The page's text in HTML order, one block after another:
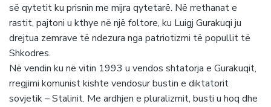
së qytetit ku prisnin me mijra qytetarë. Në rrethanat e
rastit, pajtoni u kthye në një foltore, ku Luigj Gurakuqi ju
drejtua zemrave të ndezura nga patriotizmi të popullit të
Shkodres.
Në vendin ku në vitin 1993 u vendos shtatorja e Gurakuqit,
rregjimi komunist kishte vendosur bustin e diktatorit
sovjetik – Stalinit. Me ardhjen e pluralizmit, busti u hoq dhe